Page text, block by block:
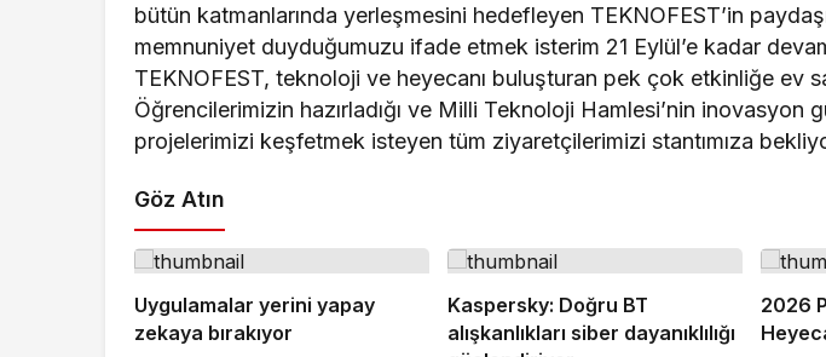
bütün katmanlarında yerleşmesini hedefleyen TEKNOFEST’in
memnuniyet duyduğumuzu ifade etmek isterim 21 Eylül’e kadar
TEKNOFEST, teknoloji ve heyecanı buluşturan pek çok etkinliğe ev
Öğrencilerimizin hazırladığı ve Milli Teknoloji Hamlesi’nin inovasyon
projelerimizi keşfetmek isteyen tüm ziyaretçilerimizi stantımıza
Göz Atın
Uygulamalar yerini yapay
zekaya bırakıyor
Kaspersky: Doğru BT
alışkanlıkları siber dayanıklılığı
2026